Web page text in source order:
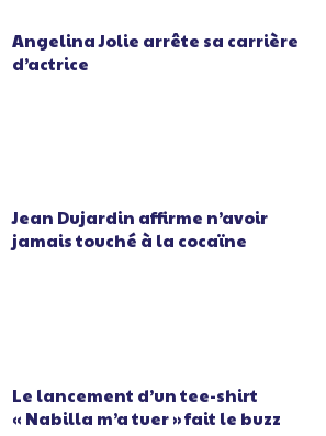
Angelina Jolie arrête sa carrière
d’actrice
Jean Dujardin affirme n’avoir
jamais touché à la cocaïne
Le lancement d’un tee-shirt
« Nabilla m’a tuer » fait le buzz